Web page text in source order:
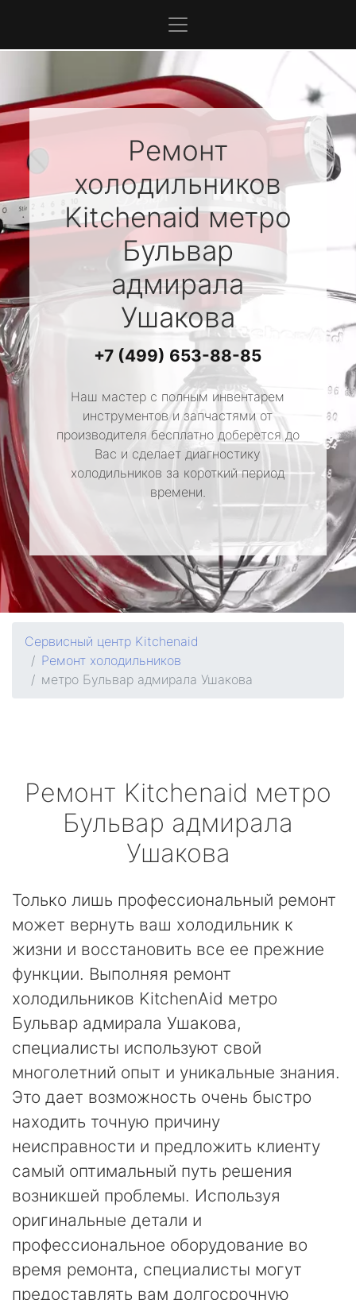
Ремонт
холодильников
Kitchenaidметро
Бульвар
адмирала
Ушакова
+7 (499) 653-88-85
Наш мастер с полным инвентарем
инструментов и запчастями от
производителя бесплатно доберется до
Вас и сделает диагностику
холодильников за короткий период
времени.
Сервисный центр Kitchenaid
Ремонт холодильников
метро Бульвар адмирала Ушакова
Ремонт Kitchenaid метро
Бульвар адмирала
Ушакова
Только лишь профессиональный ремонт
может вернуть ваш холодильник к
жизни и восстановить все ее прежние
функции. Выполняя ремонт
холодильников KitchenAid метро
Бульвар адмирала Ушакова,
специалисты используют свой
многолетний опыт и уникальные знания.
Это дает возможность очень быстро
находить точную причину
неисправности и предложить клиенту
самый оптимальный путь решения
возникшей проблемы. Используя
оригинальные детали и
профессиональное оборудование во
время ремонта, специалисты могут
предоставлять вам долгосрочную